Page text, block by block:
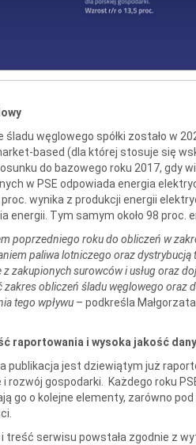
śladu węglowego spółki zostało w
based (dla której stosuje się
do bazowego roku 2017, gdy
w PSE odpowiada energia
wynika z produkcji energii
energii. Tym samym około 98 proc.
poprzedniego roku do obliczeń w
paliwa lotniczego oraz
z zakupionych surowców i usług oraz
zakres obliczeń śladu węglowego oraz
tego wpływu – podkreśla
raportowania i wysoka jakość
publikacja jest dziewiątym już
rozwój gospodarki. Każdego roku
go o kolejne elementy, zarówno
treść serwisu powstała zgodnie z